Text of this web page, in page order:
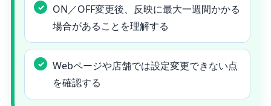
ON／OFF変更後、反映に最大一週間かかる
場合があることを理解する
Webページや店舗では設定変更できない点
を確認する